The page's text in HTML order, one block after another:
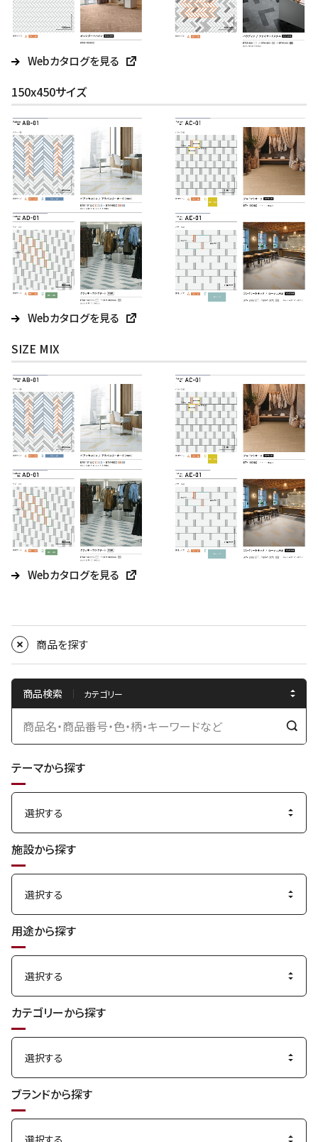
Webカタログを見る
150x450サイズ
Webカタログを見る
SIZE MIX
Webカタログを見る
商品を探す
商品検索
検
テーマから探す
施設から探す
用途から探す
カテゴリーから探す
ブランドから探す